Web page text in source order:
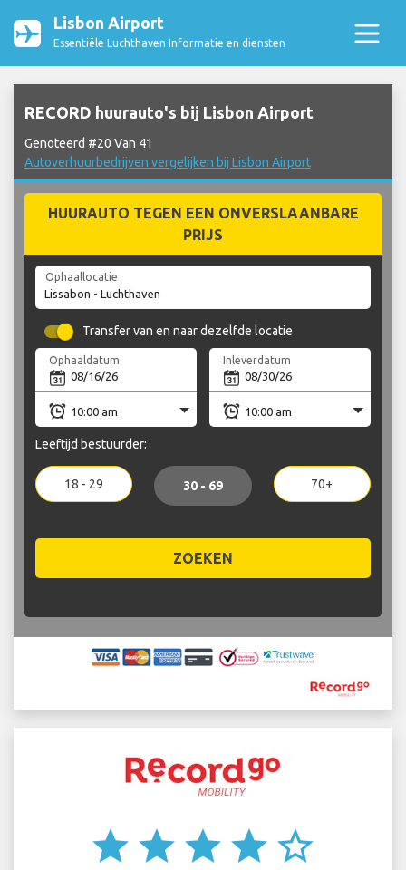
Lisbon Airport
Essentiële Luchthaven Informatie en diensten
RECORD huurauto's bij Lisbon Airport
Genoteerd #20 Van 41
Autoverhuurbedrijven vergelijken bij Lisbon Airport
HUURAUTO TEGEN EEN ONVERSLAANBARE
PRIJS
Ophaallocatie
Transfer van en naar dezelfde locatie
Ophaaldatum Inleverdatum
Leeftijd bestuurder:
18 - 29 30 - 69 70+
ZOEKEN
star star star star star_border